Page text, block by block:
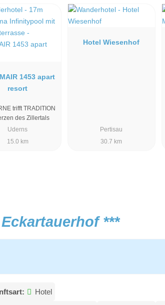
1453 apart
resort
trifft TRADITION
des Zillertals
Uderns
15.0 km
Hotel Wiesenhof
Pertisau
30.7 km
***
Hotel